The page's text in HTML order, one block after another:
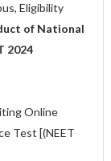
Eligibility
of National
2024
Online
Test [(NEET